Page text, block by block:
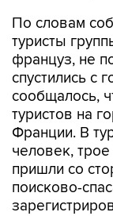
По словам
туристы
француз, не
спустились с
сообщалось,
туристов на
Франции. В
человек,
пришли со
поисково-